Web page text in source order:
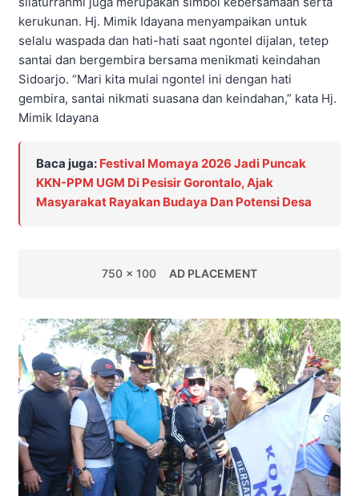
kerukunan. Hj. Mimik Idayana menyampaikan untuk
selalu waspada dan hati-hati saat ngontel dijalan, tetep
santai dan bergembira bersama menikmati keindahan
Sidoarjo. “Mari kita mulai ngontel ini dengan hati
gembira, santai nikmati suasana dan keindahan,” kata Hj.
Mimik Idayana
Baca juga: Festival Momaya 2026 Jadi Puncak
KKN-PPM UGM Di Pesisir Gorontalo, Ajak
Masyarakat Rayakan Budaya Dan Potensi Desa
750 x 100 AD PLACEMENT